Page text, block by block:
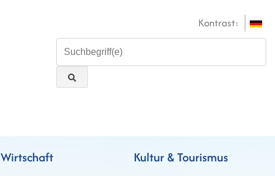
Kontrast:
Wirtschaft Kultur & Tourismus